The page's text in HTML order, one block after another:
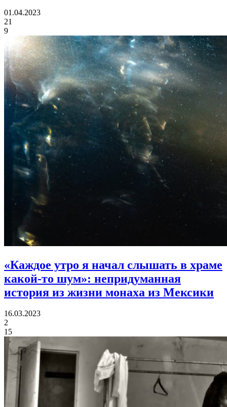
01.04.2023
21
9
«Каждое утро я начал слышать в храме
какой-то шум»: непридуманная
история из жизни монаха из Мексики
16.03.2023
2
15